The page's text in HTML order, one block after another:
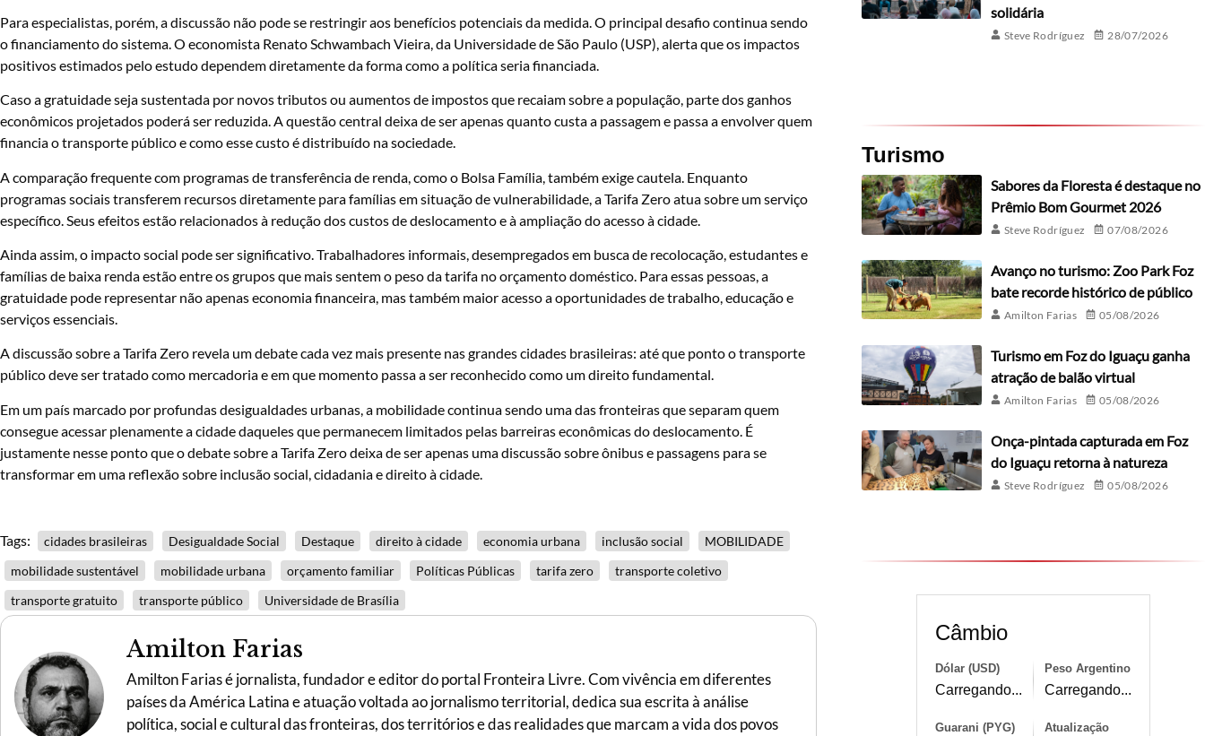
Para especialistas, porém, a discussão não pode se restringir aos benefícios potenciais da medida. O principal desafio continua sendo
o financiamento do sistema. O economista Renato Schwambach Vieira, da Universidade de São Paulo (USP), alerta que os impactos
positivos estimados pelo estudo dependem diretamente da forma como a política seria financiada.
Caso a gratuidade seja sustentada por novos tributos ou aumentos de impostos que recaiam sobre a população, parte dos ganhos
econômicos projetados poderá ser reduzida. A questão central deixa de ser apenas quanto custa a passagem e passa a envolver quem
financia o transporte público e como esse custo é distribuído na sociedade.
A comparação frequente com programas de transferência de renda, como o Bolsa Família, também exige cautela. Enquanto
programas sociais transferem recursos diretamente para famílias em situação de vulnerabilidade, a Tarifa Zero atua sobre um serviço
específico. Seus efeitos estão relacionados à redução dos custos de deslocamento e à ampliação do acesso à cidade.
Ainda assim, o impacto social pode ser significativo. Trabalhadores informais, desempregados em busca de recolocação, estudantes e
famílias de baixa renda estão entre os grupos que mais sentem o peso da tarifa no orçamento doméstico. Para essas pessoas, a
gratuidade pode representar não apenas economia financeira, mas também maior acesso a oportunidades de trabalho, educação e
serviços essenciais.
A discussão sobre a Tarifa Zero revela um debate cada vez mais presente nas grandes cidades brasileiras: até que ponto o transporte
público deve ser tratado como mercadoria e em que momento passa a ser reconhecido como um direito fundamental.
Em um país marcado por profundas desigualdades urbanas, a mobilidade continua sendo uma das fronteiras que separam quem
consegue acessar plenamente a cidade daqueles que permanecem limitados pelas barreiras econômicas do deslocamento. É
justamente nesse ponto que o debate sobre a Tarifa Zero deixa de ser apenas uma discussão sobre ônibus e passagens para se
transformar em uma reflexão sobre inclusão social, cidadania e direito à cidade.
Tags: cidades brasileiras Desigualdade Social Destaque direito à cidade economia urbana inclusão social
MOBILIDADE
mobilidade sustentável
mobilidade urbana orçamento familiar Políticas Públicas tarifa zero
transporte coletivo
transporte gratuito
transporte público Universidade de Brasília
Amilton Farias
Amilton Farias é jornalista, fundador e editor do portal Fronteira Livre. Com vivência em diferentes
países da América Latina e atuação voltada ao jornalismo territorial, dedica sua escrita à análise
política, social e cultural das fronteiras, dos territórios e das realidades que marcam a vida dos povos
solidária
Steve Rodríguez 28/07/2026
Turismo
Sabores da Floresta é destaque no
Prêmio Bom Gourmet 2026
Steve Rodríguez 07/08/2026
Avanço no turismo: Zoo Park Foz
bate recorde histórico de público
Amilton Farias 05/08/2026
Turismo em Foz do Iguaçu ganha
atração de balão virtual
Amilton Farias 05/08/2026
Onça-pintada capturada em Foz
do Iguaçu retorna à natureza
Steve Rodríguez 05/08/2026
Câmbio
Dólar (USD)
Carregando...
Peso Argentino
Carregando...
Guarani (PYG) Atualização